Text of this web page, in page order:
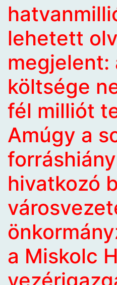
lehetett
megjelent:
költsége
fél milliót
Amúgy a
hivatkozó
a Miskolc